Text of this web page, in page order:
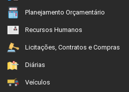
Planejamento Orçamentário
Recursos Humanos
Licitações, Contratos e Compras
Diárias
Veículos